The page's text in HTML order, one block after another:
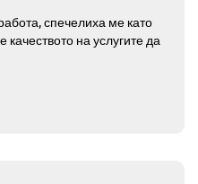
спечелиха ме като
на услугите да